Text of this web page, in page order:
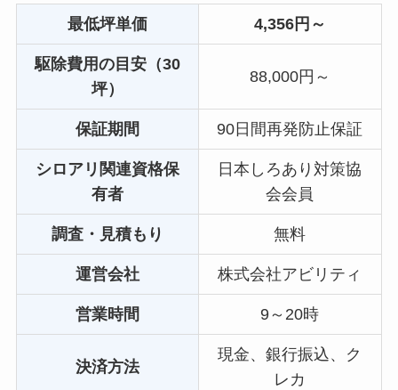
最低坪単価 4,356円～
駆除費用の目安（30
坪）
88,000円～
保証期間 90日間再発防止保証
シロアリ関連資格保
有者
日本しろあり対策協
会会員
調査・見積もり 無料
運営会社 株式会社アビリティ
営業時間 9～20時
決済方法
現金、銀行振込、ク
レカ